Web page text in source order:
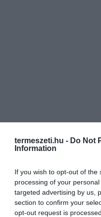
termeszeti.hu - Do Not
Information
If you wish to opt-out of
processing of your
targeted advertising by us,
section to confirm your
opt-out request is